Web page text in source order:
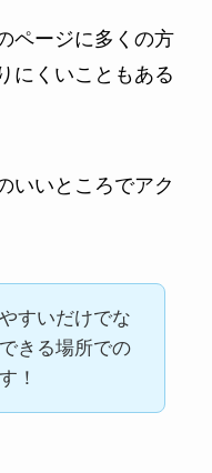
ページに多くの方
にくいこともある
いいところでアク
すいだけでな
きる場所での
！